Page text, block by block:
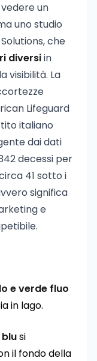
un
uno studio
che
diversiin
visibilità. La
Lifeguard
italiano
dai dati
decessi per
41 sotto i
significa
e
e verde fluo
in lago.
si
il fondo della